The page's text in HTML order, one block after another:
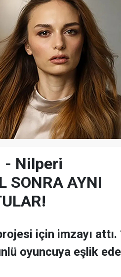
- Nilperi
SONRA AYNI
için imzayı attı.
oyuncuya eşlik